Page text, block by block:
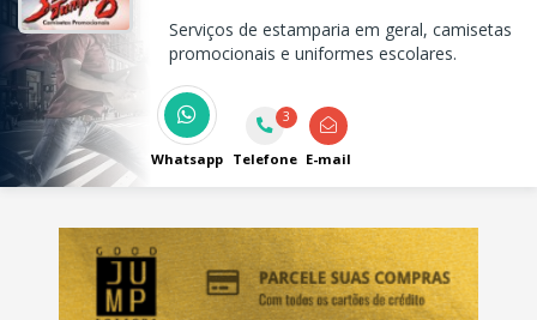
Serviços de estamparia em geral, camisetas
promocionais e uniformes escolares.
Whatsapp
3
Telefone E-mail